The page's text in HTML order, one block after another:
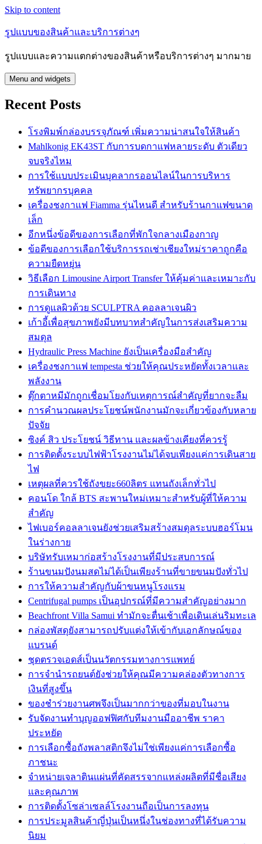
Skip to content
รูปแบบของสินค้าและบริการต่างๆ
รูปแบบและความแตกต่างของสินค้าหรือบริการต่างๆ มากมาย
Menu and widgets
Recent Posts
โรงพิมพ์กล่องบรรจุภัณฑ์ เพิ่มความน่าสนใจให้สินค้า
Mahlkonig EK43ST กับการบดกาแฟหลายระดับ ตัวเดียว
จบจริงไหม
การใช้แบบประเมินบุคลากรออนไลน์ในการบริหาร
ทรัพยากรบุคคล
เครื่องชงกาแฟ Fiamma รุ่นไหนดี สำหรับร้านกาแฟขนาด
เล็ก
อีกหนึ่งข้อดีของการเลือกที่พักใจกลางเมืองกาญ
ข้อดีของการเลือกใช้บริการรถเช่าเชียงใหม่ราคาถูกคือ
ความยืดหยุ่น
วิธีเลือก Limousine Airport Transfer ให้คุ้มค่าและเหมาะกับ
การเดินทาง
การดูแลผิวด้วย SCULPTRA คอลลาเจนผิว
เก้าอี้เพื่อสุขภาพยังมีบทบาทสำคัญในการส่งเสริมความ
สมดุล
Hydraulic Press Machine ยังเป็นเครื่องมือสำคัญ
เครื่องชงกาแฟ tempesta ช่วยให้คุณประหยัดทั้งเวลาและ
พลังงาน
ตุ๊กตาหมีมักถูกเชื่อมโยงกับเหตุการณ์สำคัญที่ยากจะลืม
การคำนวณผลประโยชน์พนักงานมักจะเกี่ยวข้องกับหลาย
ปัจจัย
ซิงค์ สิว ประโยชน์ วิธีทาน และผลข้างเคียงที่ควรรู้
การติดตั้งระบบไฟฟ้าโรงงานไม่ได้จบเพียงแค่การเดินสาย
ไฟ
เหตุผลที่ควรใช้ถังขยะ660ลิตร แทนถังเล็กทั่วไป
คอนโด ใกล้ BTS สะพานใหม่เหมาะสำหรับผู้ที่ให้ความ
สำคัญ
ไฟเบอร์คอลลาเจนยังช่วยเสริมสร้างสมดุลระบบฮอร์โมน
ในร่างกาย
บริษัทรับเหมาก่อสร้างโรงงานที่มีประสบการณ์
ร้านขนมปังนมสดไม่ได้เป็นเพียงร้านที่ขายขนมปังทั่วไป
การให้ความสำคัญกับผ้าขนหนูโรงแรม
Centrifugal pumps เป็นอุปกรณ์ที่มีความสำคัญอย่างมาก
Beachfront Villa Samui ทำมักจะตื่นเช้าเพื่อเดินเล่นริมทะเล
กล่องพัสดุยังสามารถปรับแต่งให้เข้ากับเอกลักษณ์ของ
แบรนด์
ชุดตรวจเอดส์เป็นนวัตกรรมทางการแพทย์
การจำนำรถยนต์ยังช่วยให้คุณมีความคล่องตัวทางการ
เงินที่สูงขึ้น
ของชำร่วยงานศพจึงเป็นมากกว่าของที่มอบในงาน
รับจัดงานทำบุญออฟฟิศกับทีมงานมืออาชีพ ราคา
ประหยัด
การเลือกซื้อถังพลาสติกจึงไม่ใช่เพียงแค่การเลือกซื้อ
ภาชนะ
จำหน่ายเจลาตินแผ่นที่คัดสรรจากแหล่งผลิตที่มีชื่อเสียง
และคุณภาพ
การติดตั้งโซล่าเซลล์โรงงานถือเป็นการลงทุน
การประมูลสินค้าญี่ปุ่นเป็นหนึ่งในช่องทางที่ได้รับความ
นิยม